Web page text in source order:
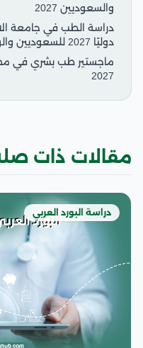
والسعوديين 2027
دراسة الطب في جامعة
دوليًا 2027 للسعوديين والوافدين
ماجستير طب بشري في
2027
مقالات ذات
دراسة البورد العربي